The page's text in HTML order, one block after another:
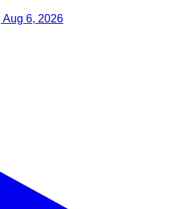
Aug 6, 2026